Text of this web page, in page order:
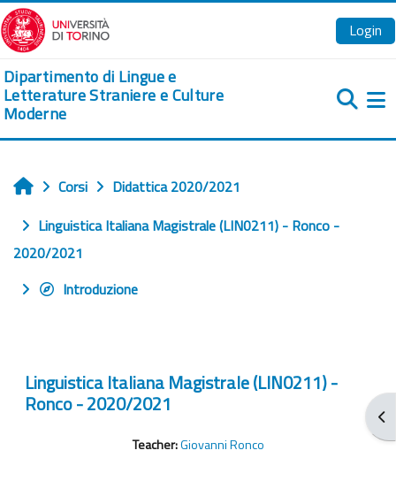
Vai al contenuto principale
Login
Dipartimento di Lingue e
Letterature Straniere e Culture
Moderne
Home
Corsi
Didattica 2020/2021
Linguistica Italiana Magistrale (LIN0211) - Ronco -
2020/2021
Introduzione
Linguistica Italiana Magistrale (LIN0211) -
Ronco - 2020/2021
Teacher:Giovanni Ronco